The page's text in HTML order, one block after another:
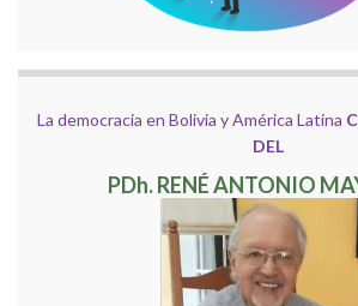
La democracia en Bolivia y América Latina
DEL
PDh. RENÉ ANTONIO